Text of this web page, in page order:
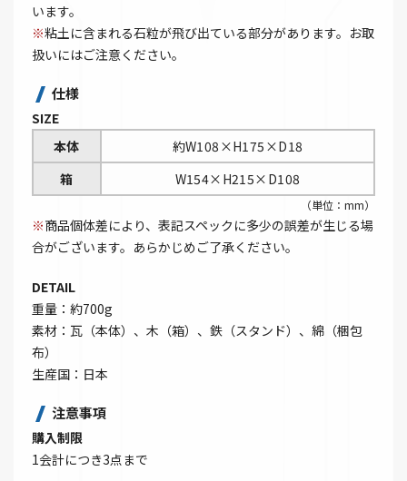
います。
※粘土に含まれる石粒が飛び出ている部分があります。お取
扱いにはご注意ください。
仕様
SIZE
本体
約W108×H175×D18
箱
W154×H215×D108
（単位：mm）
※商品個体差により、表記スペックに多少の誤差が生じる場
合がございます。あらかじめご了承ください。
DETAIL
重量：約700g
素材：瓦（本体）、木（箱）、鉄（スタンド）、綿（梱包
布）
生産国：日本
注意事項
購入制限
1会計につき3点まで